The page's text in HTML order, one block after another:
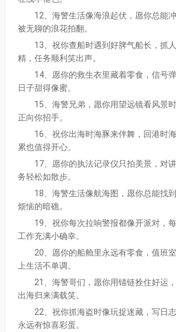
12、海警生活像海浪起伏，愿你总能
被无聊的浪花拍翻。
13、祝你查船时遇到好脾气船长，抓
精，任务顺利笑出声。
14、愿你的救生衣里藏着零食，信号
日子甜得像蜜。
15、海警兄弟，愿你用望远镜看风景
正向你招手。
16、祝你出海时海豚来伴舞，回港时
累也值得开心。
17、愿你的执法记录仪只拍美景，对
务轻松如散步。
18、海警生活像航海图，愿你总能找
烦恼的暗礁。
19、祝你每次拉响警报都像开派对，
工作充满小确幸。
20、愿你的船舱里永远有零食，值班
上生活不单调。
21、海警哥们，愿你用锚链拴住好运
出海归来满载笑。
22、祝你抓海盗时像玩捉迷藏，写日
永远有惊喜彩蛋。